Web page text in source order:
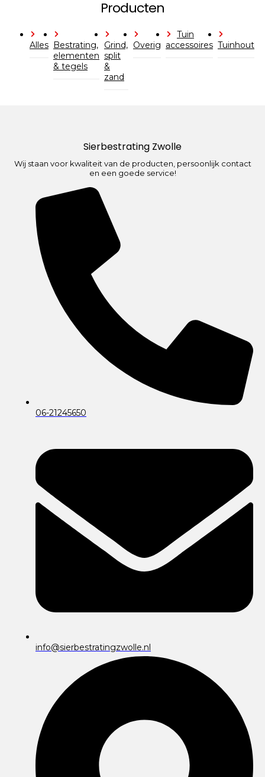
Producten
Alles Bestrating,
elementen
& tegels
Grind,
split
&
zand
Overig
Tuin
accessoires Tuinhout
Sierbestrating Zwolle
Wij staan voor kwaliteit van de producten, persoonlijk contact
en een goede service!
06-21245650
info@sierbestratingzwolle.nl